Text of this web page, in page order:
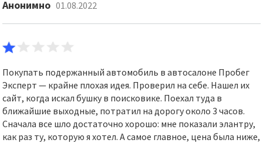
Анонимно 01.08.2022
Покупать подержанный автомобиль в автосалоне Пробег
Эксперт — крайне плохая идея. Проверил на себе. Нашел их
сайт, когда искал бушку в поисковике. Поехал туда в
ближайшие выходные, потратил на дорогу около 3 часов.
Сначала все шло достаточно хорошо: мне показали элантру,
как раз ту, которую я хотел. А самое главное, цена была ниже,